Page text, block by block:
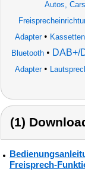
Autos,
Adapter•
Bluetooth• DAB+/
Adapter•
(1)
Freisprech-